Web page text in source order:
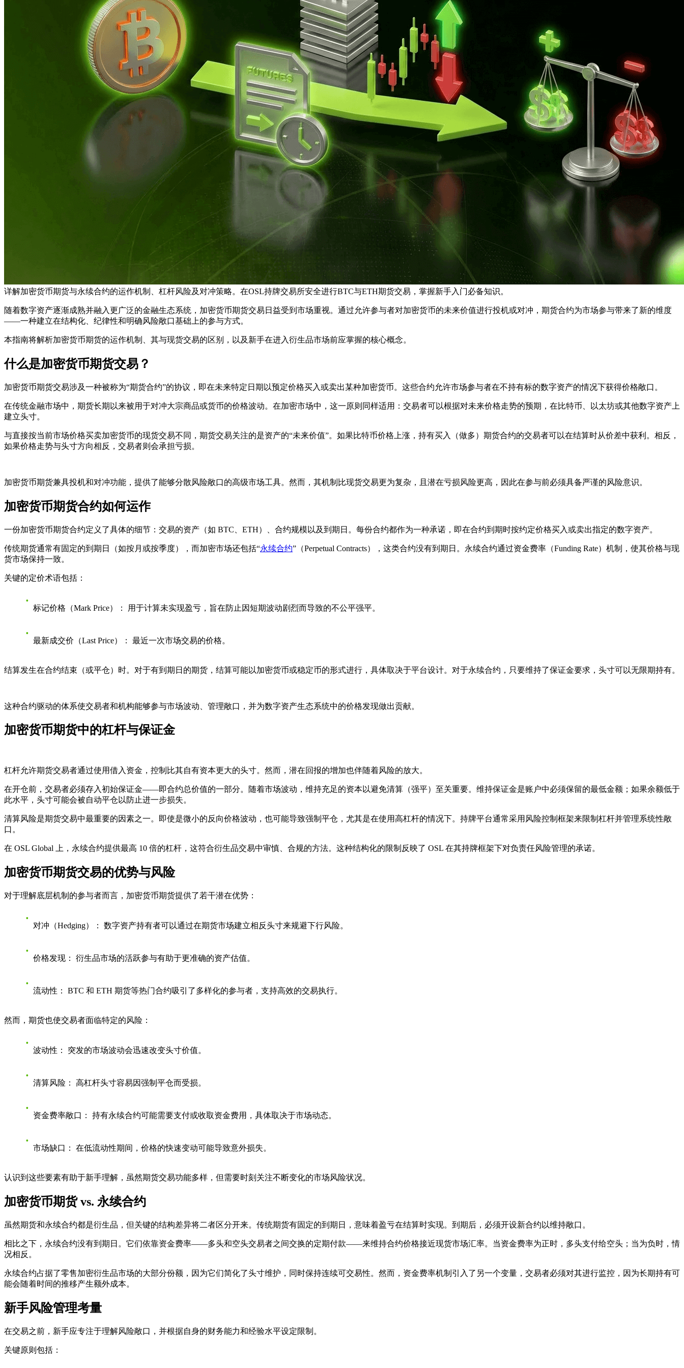
详解加密货币期货与永续合约的运作机制、杠杆风险及对冲策略。在OSL持牌交易所安全进行BTC与ETH期货交易，掌握新手入门必备知识。
随着数字资产逐渐成熟并融入更广泛的金融生态系统，加密货币期货交易日益受到市场重视。通过允许参与者对加密货币的未来价值进行投机或对冲，期货合约为市场参与带来了新的维度
——一种建立在结构化、纪律性和明确风险敞口基础上的参与方式。
本指南将解析加密货币期货的运作机制、其与现货交易的区别，以及新手在进入衍生品市场前应掌握的核心概念。
什么是加密货币期货交易？
加密货币期货交易涉及一种被称为“期货合约”的协议，即在未来特定日期以预定价格买入或卖出某种加密货币。这些合约允许市场参与者在不持有标的数字资产的情况下获得价格敞口。
在传统金融市场中，期货长期以来被用于对冲大宗商品或货币的价格波动。在加密市场中，这一原则同样适用：交易者可以根据对未来价格走势的预期，在比特币、以太坊或其他数字资产上
建立头寸。
与直接按当前市场价格买卖加密货币的现货交易不同，期货交易关注的是资产的“未来价值”。如果比特币价格上涨，持有买入（做多）期货合约的交易者可以在结算时从价差中获利。相反，
如果价格走势与头寸方向相反，交易者则会承担亏损。
加密货币期货兼具投机和对冲功能，提供了能够分散风险敞口的高级市场工具。然而，其机制比现货交易更为复杂，且潜在亏损风险更高，因此在参与前必须具备严谨的风险意识。
加密货币期货合约如何运作
一份加密货币期货合约定义了具体的细节：交易的资产（如 BTC、ETH）、合约规模以及到期日。每份合约都作为一种承诺，即在合约到期时按约定价格买入或卖出指定的数字资产。
传统期货通常有固定的到期日（如按月或按季度），而加密市场还包括“永续合约”（Perpetual Contracts），这类合约没有到期日。永续合约通过资金费率（Funding Rate）机制，使其价格与现
货市场保持一致。
关键的定价术语包括：
标记价格（Mark Price）： 用于计算未实现盈亏，旨在防止因短期波动剧烈而导致的不公平强平。
最新成交价（Last Price）： 最近一次市场交易的价格。
结算发生在合约结束（或平仓）时。对于有到期日的期货，结算可能以加密货币或稳定币的形式进行，具体取决于平台设计。对于永续合约，只要维持了保证金要求，头寸可以无限期持有。
这种合约驱动的体系使交易者和机构能够参与市场波动、管理敞口，并为数字资产生态系统中的价格发现做出贡献。
加密货币期货中的杠杆与保证金
杠杆允许期货交易者通过使用借入资金，控制比其自有资本更大的头寸。然而，潜在回报的增加也伴随着风险的放大。
在开仓前，交易者必须存入初始保证金——即合约总价值的一部分。随着市场波动，维持充足的资本以避免清算（强平）至关重要。 维持保证金是账户中必须保留的最低金额；如果余额低于
此水平，头寸可能会被自动平仓以防止进一步损失。
清算风险是期货交易中最重要的因素之一。即使是微小的反向价格波动，也可能导致强制平仓，尤其是在使用高杠杆的情况下。持牌平台通常采用风险控制框架来限制杠杆并管理系统性敞
口。
在 OSL Global 上，永续合约提供最高 10 倍的杠杆，这符合衍生品交易中审慎、合规的方法。这种结构化的限制反映了 OSL 在其持牌框架下对负责任风险管理的承诺。
加密货币期货交易的优势与风险
对于理解底层机制的参与者而言，加密货币期货提供了若干潜在优势：
对冲（Hedging）： 数字资产持有者可以通过在期货市场建立相反头寸来规避下行风险。
价格发现： 衍生品市场的活跃参与有助于更准确的资产估值。
流动性： BTC 和 ETH 期货等热门合约吸引了多样化的参与者，支持高效的交易执行。
然而，期货也使交易者面临特定的风险：
波动性： 突发的市场波动会迅速改变头寸价值。
清算风险： 高杠杆头寸容易因强制平仓而受损。
资金费率敞口： 持有永续合约可能需要支付或收取资金费用，具体取决于市场动态。
市场缺口： 在低流动性期间，价格的快速变动可能导致意外损失。
认识到这些要素有助于新手理解，虽然期货交易功能多样，但需要时刻关注不断变化的市场风险状况。
加密货币期货 vs. 永续合约
虽然期货和永续合约都是衍生品，但关键的结构差异将二者区分开来。传统期货有固定的到期日，意味着盈亏在结算时实现。到期后，必须开设新合约以维持敞口。
相比之下，永续合约没有到期日。它们依靠资金费率——多头和空头交易者之间交换的定期付款——来维持合约价格接近现货市场汇率。当资金费率为正时，多头支付给空头；当为负时，情
况相反。
永续合约占据了零售加密衍生品市场的大部分份额，因为它们简化了头寸维护，同时保持连续可交易性。然而，资金费率机制引入了另一个变量，交易者必须对其进行监控，因为长期持有可
能会随着时间的推移产生额外成本。
新手风险管理考量
在交易之前，新手应专注于理解风险敞口，并根据自身的财务能力和经验水平设定限制。
关键原则包括：